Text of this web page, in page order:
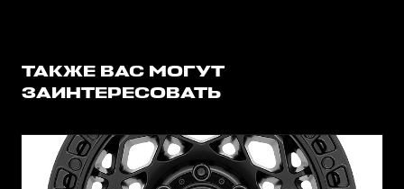
ТАКЖЕ ВАС МОГУТ
ЗАИНТЕРЕСОВАТЬ